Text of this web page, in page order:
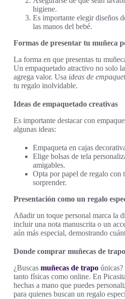
higiene.
Es importante elegir diseños
las manos del bebé.
Formas de presentar tu muñeca
La forma en que presentas tu
Un empaquetado atractivo no solo
agrega valor. Usa ideas de
tu regalo inolvidable.
Ideas de empaquetado creativas
Es importante destacar con
algunas ideas:
Empaqueta en cajas
Elige bolsas de tela
amigables.
Opta por papel de regalo con
sorprender.
Presentación como un regalo
Añadir un toque personal marca la
incluir una nota manuscrita o un
aún más especial, demostrando
Donde comprar muñecas de
¿Buscas muñecas de trapo
tanto físicas como online. En
hechas a mano que puedes
para quienes buscan un regalo